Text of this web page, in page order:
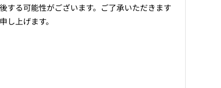
する可能性がございます。ご了承いただきます
し上げます。